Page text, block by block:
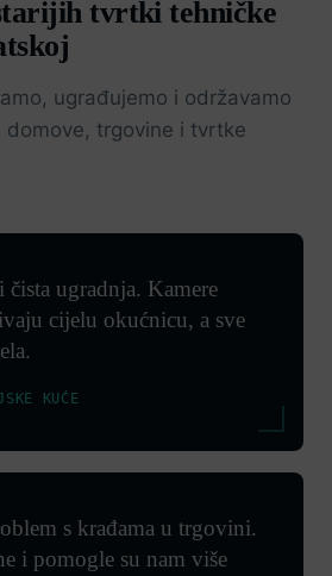
tvrtki tehničke
ugrađujemo i održavamo
trgovine i tvrtke
čista ugradnja. Kamere
cijelu okućnicu, a sve
KUĆE
s krađama u trgovini.
i pomogle su nam više